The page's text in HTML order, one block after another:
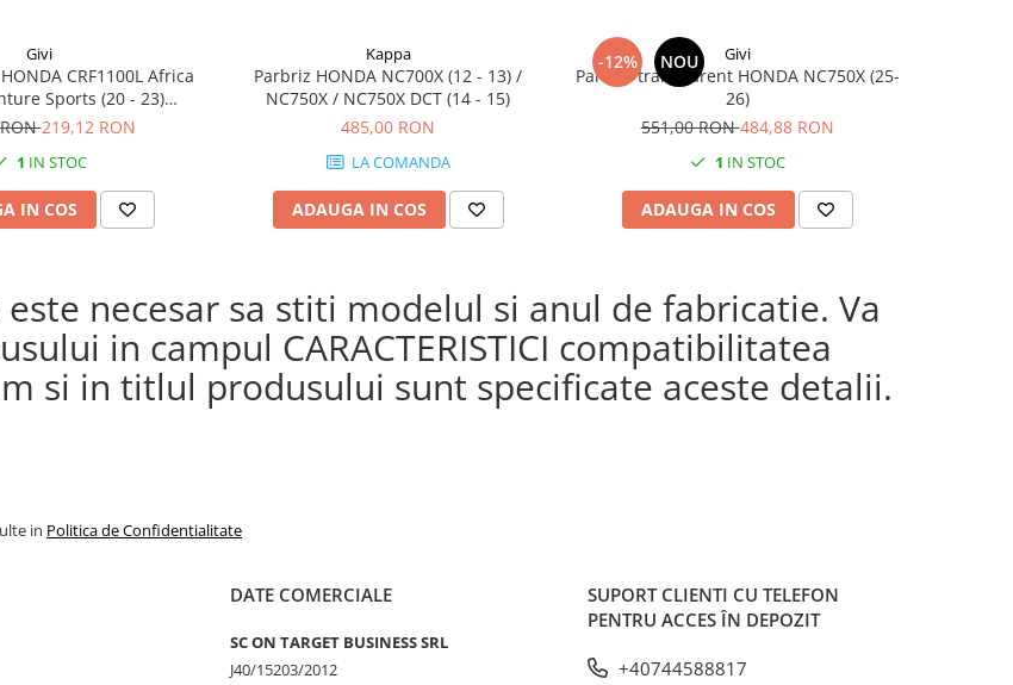
Givi
CRF1100L Africa
Sports (20 - 23)
Twin Adventure Sports
Africa Twin (20 - 23)
219,12 RON
1 IN STOC
IN COS
Kappa
Parbriz HONDA NC700X (12 - 13) /
NC750X / NC750X DCT (14 - 15)
485,00 RON
LA COMANDA
ADAUGA IN COS
-12% NOU Givi
Parbriz transparent HONDA NC750X (25-
26)
551,00 RON484,88 RON
1 IN STOC
ADAUGA IN COS
necesar sa stiti modelul si anul de fabricatie. Va
in campul CARACTERISTICI compatibilitatea
si in titlul produsului sunt specificate aceste detalii.
in Politica de Confidentialitate
DATE COMERCIALE
SC ON TARGET BUSINESS SRL
J40/15203/2012
SUPORT CLIENTI CU TELEFON
PENTRU ACCES ÎN DEPOZIT
+40744588817